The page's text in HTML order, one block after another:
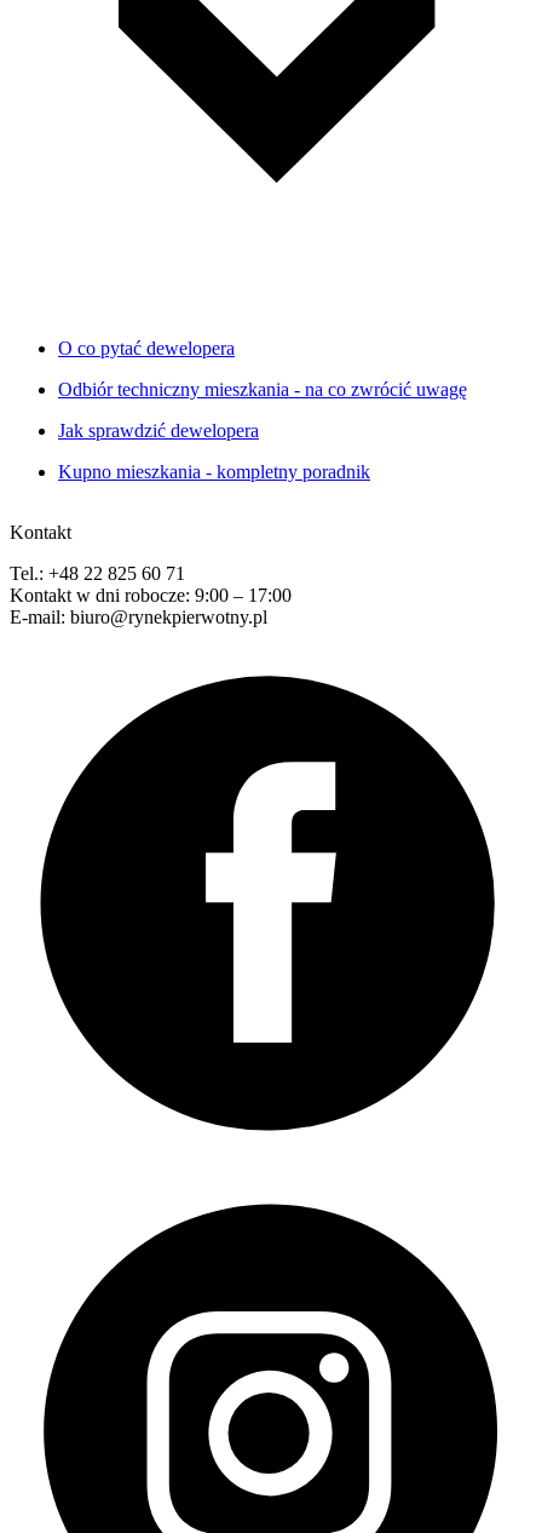
O co pytać dewelopera
Odbiór techniczny mieszkania - na co zwrócić uwagę
Jak sprawdzić dewelopera
Kupno mieszkania - kompletny poradnik
Kontakt
Tel.: +48 22 825 60 71
Kontakt w dni robocze: 9:00 – 17:00
E-mail: biuro@rynekpierwotny.pl